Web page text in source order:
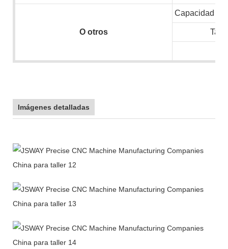
O otros
Capacidad
Imágenes detalladas